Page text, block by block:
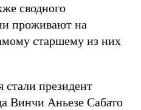
сводного
проживают на
старшему из них
стали президент
Винчи Аньезе Сабато